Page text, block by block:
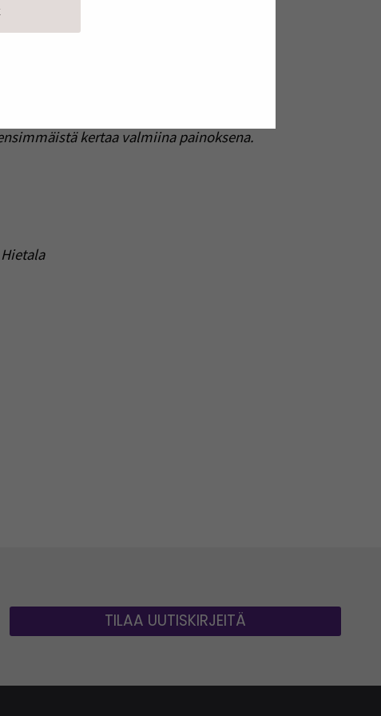
Tukholmassa
kertaa valmiina painoksena.
TILAA UUTISKIRJEITÄ